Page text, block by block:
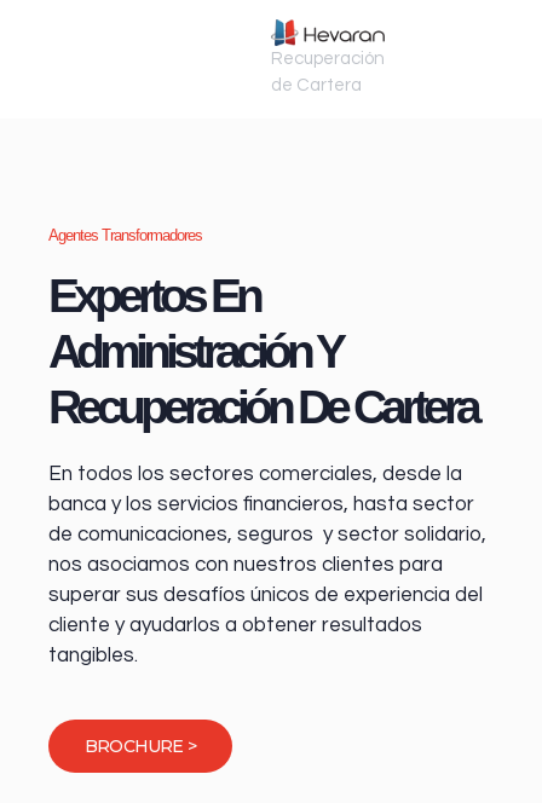
Recuperación
de Cartera
Agentes Transformadores
Expertos En
Administración Y
Recuperación De Cartera
En todos los sectores comerciales, desde la
banca y los servicios financieros, hasta sector
de comunicaciones, seguros y sector solidario,
nos asociamos con nuestros clientes para
superar sus desafíos únicos de experiencia del
cliente y ayudarlos a obtener resultados
tangibles.
BROCHURE >